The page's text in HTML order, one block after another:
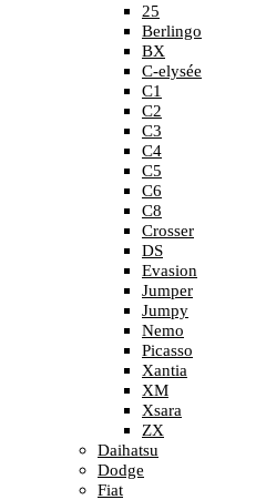
25
Berlingo
BX
C-elysée
C1
C2
C3
C4
C5
C6
C8
Crosser
DS
Evasion
Jumper
Jumpy
Nemo
Picasso
Xantia
XM
Xsara
ZX
Daihatsu
Dodge
Fiat